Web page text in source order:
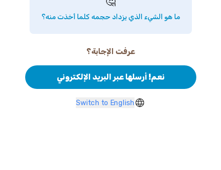
ما هو الشيء الذي يزداد حجمه كلما أخذت منه؟
عرفت الإجابة؟
نعم! أرسلها عبر البريد الإلكتروني
Switch to English